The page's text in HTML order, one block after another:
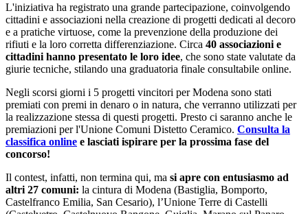
L'iniziativa ha registrato una grande partecipazione, coinvolgendo
cittadini e associazioni nella creazione di progetti dedicati al decoro
e a pratiche virtuose, come la prevenzione della produzione dei
rifiuti e la loro corretta differenziazione. Circa 40 associazioni e
cittadini hanno presentato le loro idee, che sono state valutate da
giurie tecniche, stilando una graduatoria finale consultabile online.
Negli scorsi giorni i 5 progetti vincitori per Modena sono stati
premiati con premi in denaro o in natura, che verranno utilizzati per
la realizzazione stessa di questi progetti. Presto ci saranno anche le
premiazioni per l'Unione Comuni Distetto Ceramico. Consulta la
classifica online e lasciati ispirare per la prossima fase del
concorso!
Il contest, infatti, non termina qui, ma si apre con entusiasmo ad
altri 27 comuni: la cintura di Modena (Bastiglia, Bomporto,
Castelfranco Emilia, San Cesario), l’Unione Terre di Castelli